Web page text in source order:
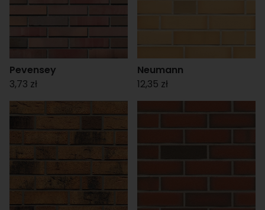
Pevensey
3,73 zł
Neumann
12,35 zł